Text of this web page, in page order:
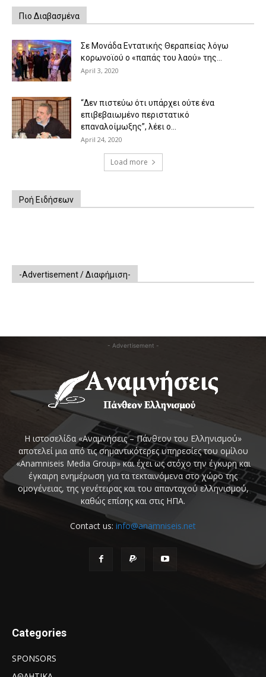
Πιο Διαβασμένα
Σε Μονάδα Εντατικής Θεραπείας λόγω
κορωνοϊού ο «παπάς του λαού» της...
April 3, 2020
“Δεν πιστεύω ότι υπάρχει ούτε ένα
επιβεβαιωμένο περιστατικό
επαναλοίμωξης”, λέει ο...
April 24, 2020
Load more
Ροή Ειδήσεων
-Advertisement / Διαφήμιση-
- Advertisement -
Η ιστοσελίδα «Αναμνήσεις – Πάνθεον του Ελληνισμού»
αποτελεί μια από τις σημαντικότερες υπηρεσίες του ομίλου
«Anamniseis Media Group» και έχει ως στόχο την έγκυρη και
έγκαιρη ενημέρωση για τα τεκταινόμενα στο χώρο της
ομογένειας, της γενέτειρας και του απανταχού ελληνισμού,
καθώς επίσης και στις ΗΠΑ.
Contact us: info@anamniseis.net
Categories
SPONSORS